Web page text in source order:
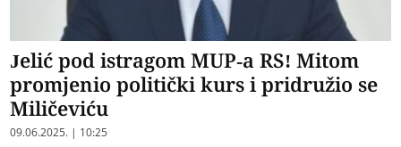
Jelić pod istragom MUP-a RS! Mitom
promjenio politički kurs i pridružio se
Miličeviću
09.06.2025. | 10:25